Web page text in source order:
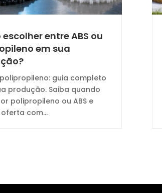
entre ABS ou
em sua
polipropileno: guia completo
produção. Saiba quando
polipropileno ou ABS e
com...